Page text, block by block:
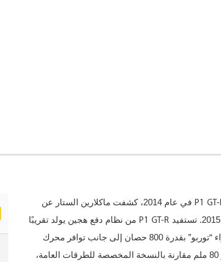
في عام 2014، كشفت ماكلارين الستار عن
من نظام دفع هجين يولد تقريبًا
1000 حصان، مكوّن من محرك بنزيني سعة 3.8 ليترات مع شاحني هواء “توربو” بقدرة 800 حصان إلى جانب توافر محرك
كهربائي بقدرة 200 حصان تقريبًا. وجاء المحور الأمامي أعرض بمقدار 80 ملم مقارنة بالنسخة المخصصة للطرقات العامة،